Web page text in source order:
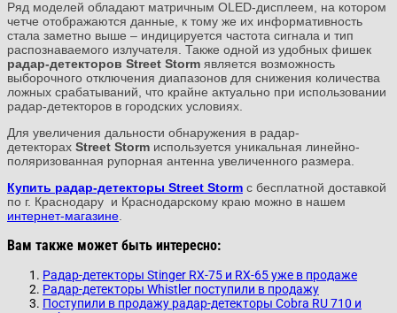
Ряд моделей обладают матричным OLED-дисплеем, на котором
четче отображаются данные, к тому же их информативность
стала заметно выше – индицируется частота сигнала и тип
распознаваемого излучателя. Также одной из удобных фишек
радар-детекторов Street Storm является возможность
выборочного отключения диапазонов для снижения количества
ложных срабатываний, что крайне актуально при использовании
радар-детекторов в городских условиях.
Для увеличения дальности обнаружения в радар-
детекторах Street Storm используется уникальная линейно-
поляризованная рупорная антенна увеличенного размера.
Купить радар-детекторы Street Storm с бесплатной доставкой
по г. Краснодару и Краснодарскому краю можно в нашем
интернет-магазине
Вам также может быть интересно:
Радар-детекторы Stinger RX-75 и RX-65 уже в продаже
Радар-детекторы Whistler поступили в продажу
Поступили в продажу радар-детекторы Cobra RU 710 и